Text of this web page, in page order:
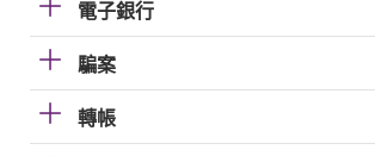
電子銀行
騙案
轉帳